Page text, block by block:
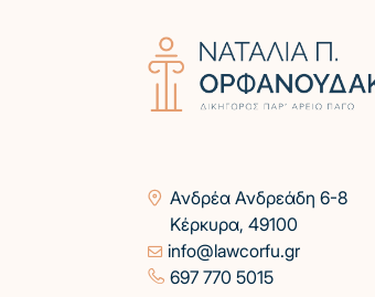
Ανδρέα Ανδρεάδη 6-8
Κέρκυρα, 49100
info@lawcorfu.gr
697 770 5015